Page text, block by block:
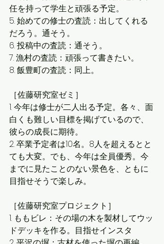
任を持って学生と頑張る予定。
5. 始めての修士の査読：出してくれる
だろう。通そう。
6. 投稿中の査読：通そう。
7. 漁村の査読：頑張って書きたい。
8. 飯豊町の査読：同上。
［佐藤研究室ゼミ］
1. 今年は修士が二人出る予定。各々、面
白くも難しい目標を掲げているので、
彼らの成長に期待。
2. 卒業予定者は10名。8人を超えるとと
ても大変。でも、今年は全員優秀。今
までに見たことのない景色を、ともに
目指せそうで楽しみ。
［佐藤研究室プロジェクト］
1. ももビレ：その場の木を製材してウッ
ドデッキを作る。目指せインスタ